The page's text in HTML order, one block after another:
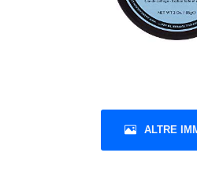
ALTRE